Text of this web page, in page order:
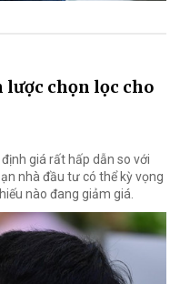
chọn lọc cho
giá rất hấp dẫn so với
nhà đầu tư có thể kỳ vọng
nào đang giảm giá.